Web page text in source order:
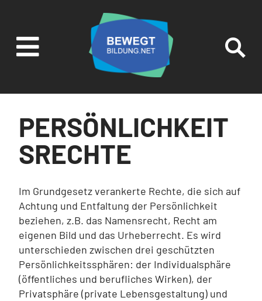
PERSÖNLICHKEIT
SRECHTE
Im Grundgesetz verankerte Rechte, die sich auf
Achtung und Entfaltung der Persönlichkeit
beziehen, z.B. das Namensrecht, Recht am
eigenen Bild und das Urheberrecht. Es wird
unterschieden zwischen drei geschützten
Persönlichkeitssphären: der Individualsphäre
(öffentliches und berufliches Wirken), der
Privatsphäre (private Lebensgestaltung) und
SUCHEN UND
FILTERN